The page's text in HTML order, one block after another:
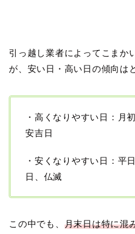
引っ越し業者によってこまか
が、安い日・高い日の傾向は
・高くなりやすい日：月
安吉日
・安くなりやすい日：平
日、仏滅
この中でも、 月末日は特に混